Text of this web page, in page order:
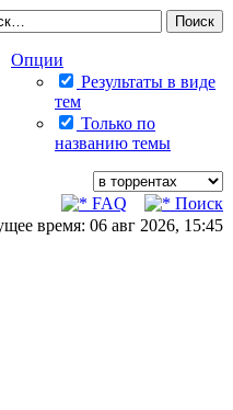
Опции
Результаты в виде
тем
Только по
названию темы
FAQ
Поиск
время: 06 авг 2026, 15:45